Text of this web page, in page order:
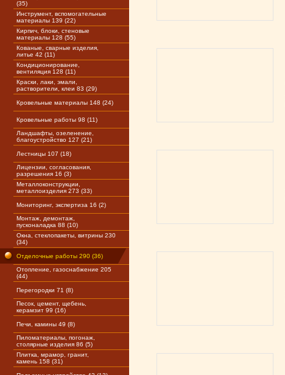
(35)
Инструмент, вспомогательные
материалы 139 (22)
Кирпич, блоки, стеновые
материалы 128 (55)
Кованые, сварные изделия,
литье 42 (11)
Кондиционирование,
вентиляция 128 (11)
Краски, лаки, эмали,
растворители, клеи 83 (29)
Кровельные материалы 148 (24)
Кровельные работы 98 (11)
Ландшафты, озеленение,
благоустройство 127 (21)
Лестницы 107 (18)
Лицензии, согласования,
разрешения 16 (3)
Металлоконструкции,
металлоизделия 273 (33)
Мониторинг, экспертиза 16 (2)
Монтаж, демонтаж,
пусконаладка 88 (10)
Окна, стеклопакеты, витрины 230
(34)
Отделочные работы 290 (36)
Отопление, газоснабжение 205
(44)
Перегородки 71 (8)
Песок, цемент, щебень,
керамзит 99 (16)
Печи, камины 49 (8)
Пиломатериалы, погонаж,
столярные изделия 86 (5)
Плитка, мрамор, гранит,
камень 158 (31)